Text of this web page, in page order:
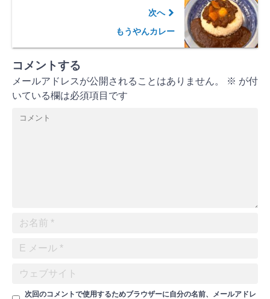
次へ
もうやんカレー
コメントする
メールアドレスが公開されることはありません。 ※ が付
いている欄は必須項目です
次回のコメントで使用するためブラウザーに自分の名前、メールアドレ